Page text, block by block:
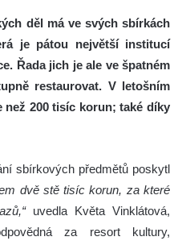
děl má ve svých sbírkách
je pátou největší institucí
Řada jich je ale ve špatném
restaurovat. V letošním
než 200 tisíc korun; také díky
sbírkových předmětů poskytl
dvě stě tisíc korun, za které
uvedla Květa Vinklátová,
za resort kultury,